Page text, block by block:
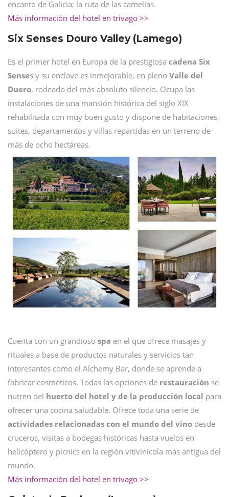
encanto de Galicia; la ruta de las camelias.
Más información del hotel en trivago >>
Six Senses Douro Valley (Lamego)
Es el primer hotel en Europa de la prestigiosa cadena Six
Senses y su enclave es inmejorable, en pleno Valle del
Duero, rodeado del más absoluto silencio. Ocupa las
instalaciones de una mansión histórica del siglo XIX
rehabilitada con muy buen gusto y dispone de habitaciones,
suites, departamentos y villas repartidas en un terreno de
más de ocho hectáreas.
Cuenta con un grandioso spa en el que ofrece masajes y
rituales a base de productos naturales y servicios tan
interesantes como el Alchemy Bar, donde se aprende a
fabricar cosméticos. Todas las opciones de restauración se
nutren del huerto del hotel y de la producción local para
ofrecer una cocina saludable. Ofrece toda una serie de
actividades relacionadas con el mundo del vino desde
cruceros, visitas a bodegas históricas hasta vuelos en
helicóptero y picnics en la región vitivinícola más antigua del
mundo.
Más información del hotel en trivago >>